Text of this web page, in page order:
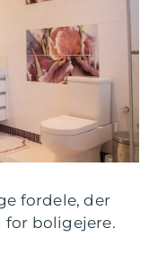
fordele, der
boligejere.